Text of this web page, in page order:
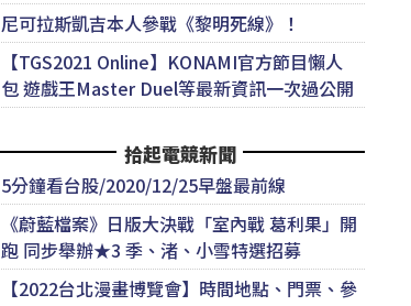
尼可拉斯凱吉本人參戰《黎明死線》！
【TGS2021 Online】KONAMI官方節目懶人
包 遊戲王Master Duel等最新資訊一次過公開
拾起電競新聞
5分鐘看台股/2020/12/25早盤最前線
《蔚藍檔案》日版大決戰「室內戰 葛利果」開
跑 同步舉辦★3 季、渚、小雪特選招募
【2022台北漫畫博覽會】時間地點、門票、參